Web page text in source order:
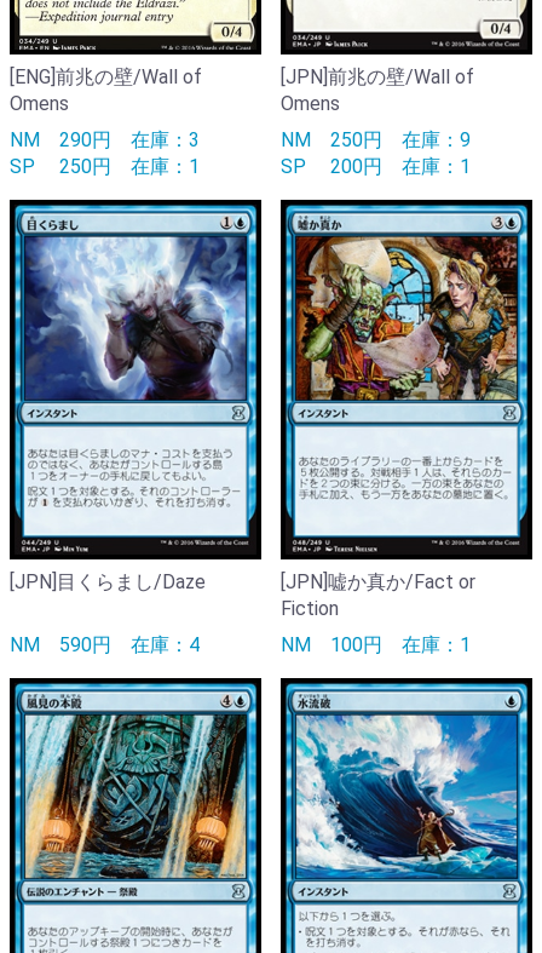
[ENG]前兆の壁/Wall of
Omens
NM 290円 在庫：3
SP
250円 在庫：1
[JPN]前兆の壁/Wall of
Omens
NM 250円 在庫：9
SP
200円 在庫：1
[JPN]目くらまし/Daze
NM 590円 在庫：4
[JPN]嘘か真か/Fact or
Fiction
NM 100円 在庫：1